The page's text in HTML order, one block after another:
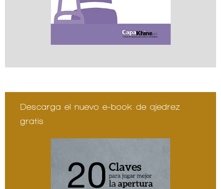
Descarga el nuevo e-book de ajedrez
gratis